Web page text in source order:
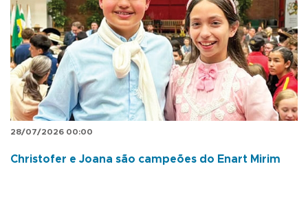
28/07/2026 00:00
Christofer e Joana são campeões do Enart Mirim